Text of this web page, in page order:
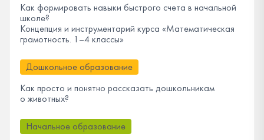
Как формировать навыки быстрого счета в начальной
школе?
Концепция и инструментарий курса «Математическая
грамотность. 1–4 классы»
Дошкольное образование
Как просто и понятно рассказать дошкольникам
о животных?
Начальное образование